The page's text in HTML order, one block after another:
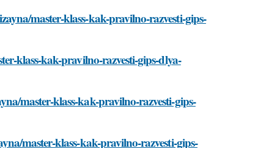
master-klass-kak-pravilno-razvesti-gips-
klass-kak-pravilno-razvesti-gips-dlya-
master-klass-kak-pravilno-razvesti-gips-
master-klass-kak-pravilno-razvesti-gips-